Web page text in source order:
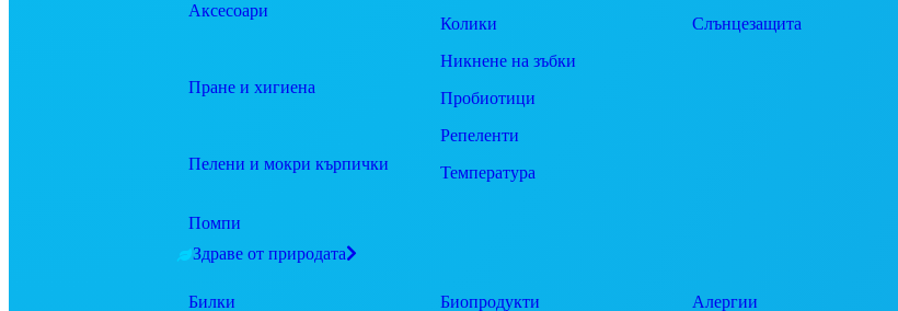
Аксесоари
Пране и хигиена
Пелени и мокри кърпички
Помпи
Колики
Никнене на зъбки
Пробиотици
Репеленти
Температура
Слънцезащита
Здраве от природата
Билки
Биопродукти
Алергии